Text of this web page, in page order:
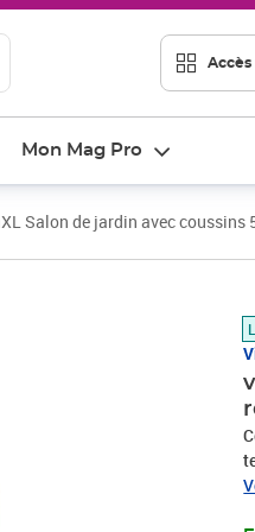
Accès
Mon Mag Pro
Salon de jardin avec coussins